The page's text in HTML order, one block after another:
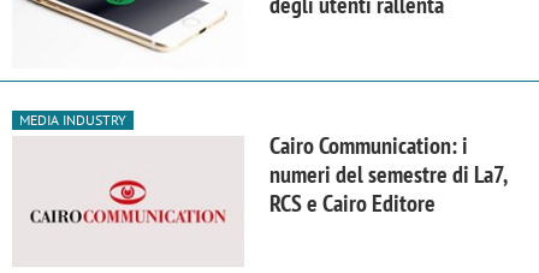
MEDIA INDUSTRY
Cairo Communication: i
numeri del semestre di La7,
RCS e Cairo Editore